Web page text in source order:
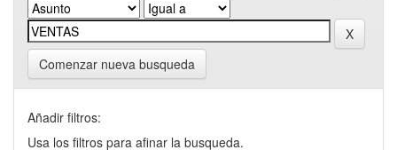
Comenzar nueva busqueda
Añadir filtros:
Usa los filtros para afinar la busqueda.